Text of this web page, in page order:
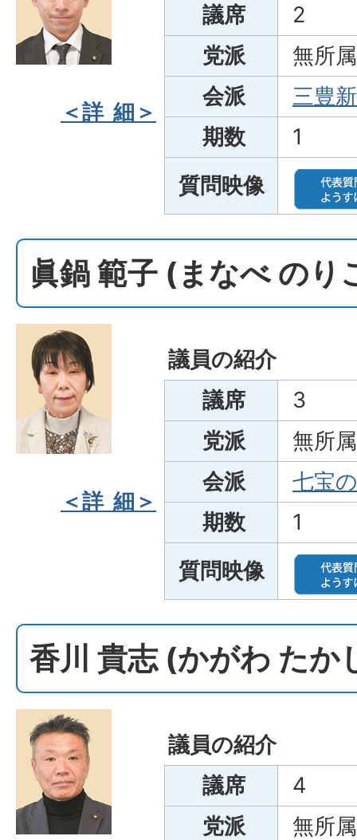
＜詳 細＞
議席
2
党派
無所属
会派
三豊
期数
1
質問映像
眞鍋 範子 (まなべ のり
＜詳 細＞
議員の紹介
議席
3
党派
無所属
会派
七宝
期数
1
質問映像
香川 貴志 (かがわ たか
議員の紹介
議席
4
党派
無所属